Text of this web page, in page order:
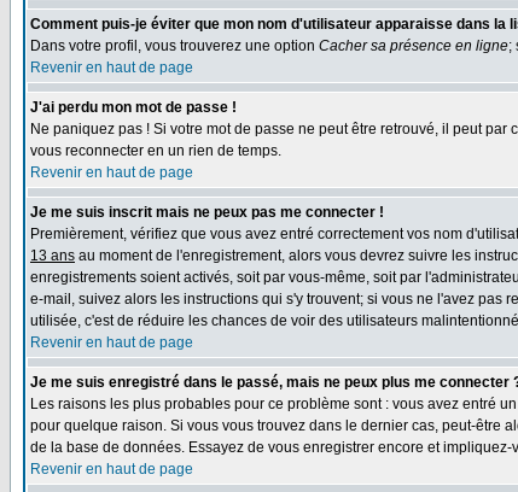
Comment puis-je éviter que mon nom d'utilisateur apparaisse dans la
Dans votre profil, vous trouverez une option Cacher sa présence en ligne;
Revenir en haut de page
J'ai perdu mon mot de passe !
Ne paniquez pas ! Si votre mot de passe ne peut être retrouvé, il peut
vous reconnecter en un rien de temps.
Revenir en haut de page
Je me suis inscrit mais ne peux pas me connecter !
Premièrement, vérifiez que vous avez entré correctement vos nom
13 ans au moment de l'enregistrement, alors vous devrez suivre les
enregistrements soient activés, soit par vous-même, soit par
e-mail, suivez alors les instructions qui s'y trouvent; si vous ne l'avez
utilisée, c'est de réduire les chances de voir des utilisateurs
Revenir en haut de page
Je me suis enregistré dans le passé, mais ne peux plus me connecter
Les raisons les plus probables pour ce problème sont : vous avez entré
pour quelque raison. Si vous vous trouvez dans le dernier cas, peut-être
de la base de données. Essayez de vous enregistrer encore et
Revenir en haut de page